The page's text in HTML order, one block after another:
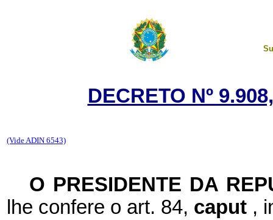
DECRETO Nº
(Vide ADIN 6543)
O PRESIDENTE DA
lhe confere o art. 84, caput ,